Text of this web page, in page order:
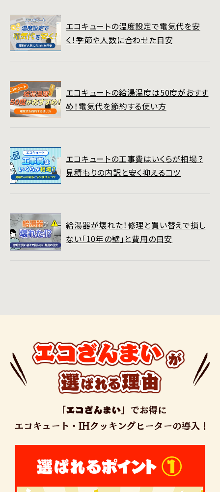
エコキュートの温度設定で電気代を安
く！季節や人数に合わせた目安
エコキュートの給湯温度は50度がおすす
め！電気代を節約する使い方
エコキュートの工事費はいくらが相場？
見積もりの内訳と安く抑えるコツ
給湯器が壊れた！修理と買い替えで損し
ない「10年の壁」と費用の目安